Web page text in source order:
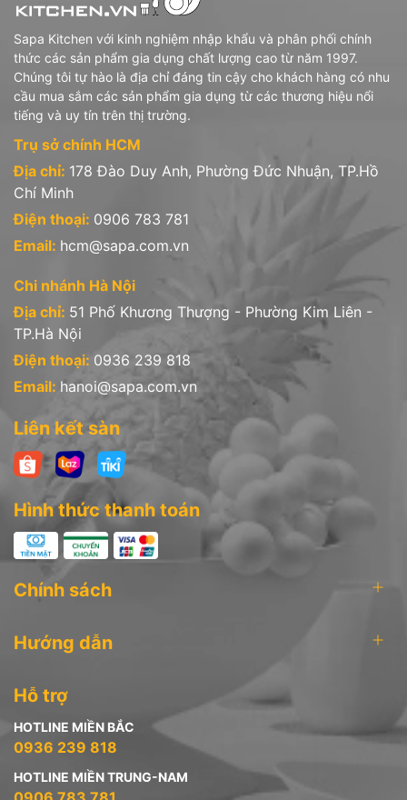
Sapa Kitchen với kinh nghiệm nhập khẩu và phân phối chính
thức các sản phẩm gia dụng chất lượng cao từ năm 1997.
Chúng tôi tự hào là địa chỉ đáng tin cậy cho khách hàng có nhu
cầu mua sắm các sản phẩm gia dụng từ các thương hiệu nổi
tiếng và uy tín trên thị trường.
Trụ sở chính HCM
Địa chỉ: 178 Đào Duy Anh, Phường Đức Nhuận, TP.Hồ
Chí Minh
Điện thoại: 0906 783 781
Email: hcm@sapa.com.vn
Chi nhánh Hà Nội
Địa chỉ: 51 Phố Khương Thượng - Phường Kim Liên -
TP.Hà Nội
Điện thoại: 0936 239 818
Email: hanoi@sapa.com.vn
Liên kết sàn
Hình thức thanh toán
Chính sách
Hướng dẫn
Hỗ trợ
HOTLINE MIỀN BẮC
0936 239 818
HOTLINE MIỀN TRUNG-NAM